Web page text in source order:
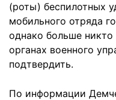
(роты) беспилотных
мобильного отряда
однако больше
органах военного
подтвердить.
По информации